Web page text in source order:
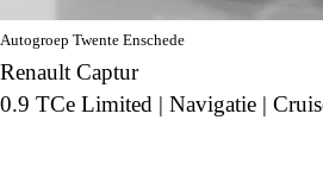
Autogroep Twente Enschede
Renault Captur
0.9 TCe Limited | Navigatie |